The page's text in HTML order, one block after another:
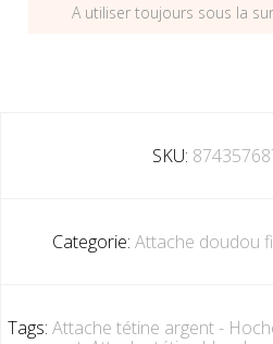
A utiliser toujours sous la
SKU:
Categorie: Attache doudou
Tags: Attache tétine argent -